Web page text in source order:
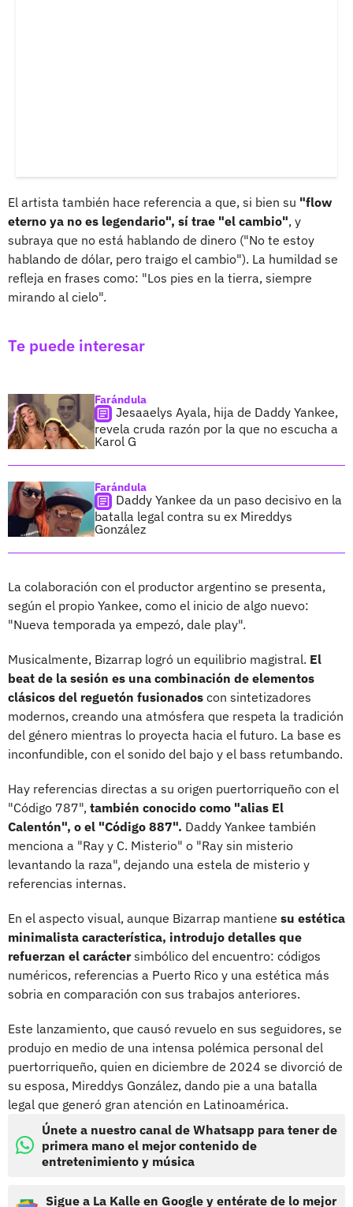
El artista también hace referencia a que, si bien su "flow
eterno ya no es legendario", sí trae "el cambio", y
subraya que no está hablando de dinero ("No te estoy
hablando de dólar, pero traigo el cambio"). La humildad se
refleja en frases como: "Los pies en la tierra, siempre
mirando al cielo".
Te puede interesar
Farándula
Jesaaelys Ayala, hija de Daddy Yankee,
revela cruda razón por la que no escucha a
Karol G
Farándula
Daddy Yankee da un paso decisivo en la
batalla legal contra su ex Mireddys
González
La colaboración con el productor argentino se presenta,
según el propio Yankee, como el inicio de algo nuevo:
"Nueva temporada ya empezó, dale play".
Musicalmente, Bizarrap logró un equilibrio magistral. El
beat de la sesión es una combinación de elementos
clásicos del reguetón fusionados con sintetizadores
modernos, creando una atmósfera que respeta la tradición
del género mientras lo proyecta hacia el futuro. La base es
inconfundible, con el sonido del bajo y el bass retumbando.
Hay referencias directas a su origen puertorriqueño con el
"Código 787", también conocido como "alias El
Calentón", o el "Código 887". Daddy Yankee también
menciona a "Ray y C. Misterio" o "Ray sin misterio
levantando la raza", dejando una estela de misterio y
referencias internas.
En el aspecto visual, aunque Bizarrap mantiene su estética
minimalista característica, introdujo detalles que
refuerzan el caráctersimbólico del encuentro: códigos
numéricos, referencias a Puerto Rico y una estética más
sobria en comparación con sus trabajos anteriores.
Este lanzamiento, que causó revuelo en sus seguidores, se
produjo en medio de una intensa polémica personal del
puertorriqueño, quien en diciembre de 2024 se divorció de
su esposa, Mireddys González, dando pie a una batalla
legal que generó gran atención en Latinoamérica.
Únete a nuestro canal de Whatsapp para tener de
primera mano el mejor contenido de
entretenimiento y música
Sigue a La Kalle en Google y entérate de lo mejor